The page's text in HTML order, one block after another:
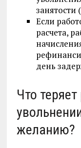
занятости
Если
расчета,
день
Что
желанию?